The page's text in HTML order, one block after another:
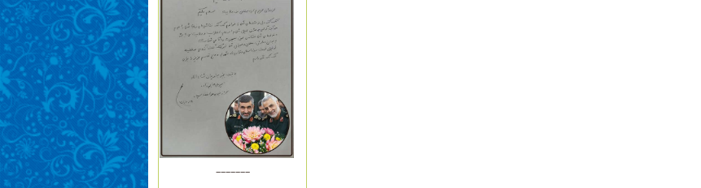
-------